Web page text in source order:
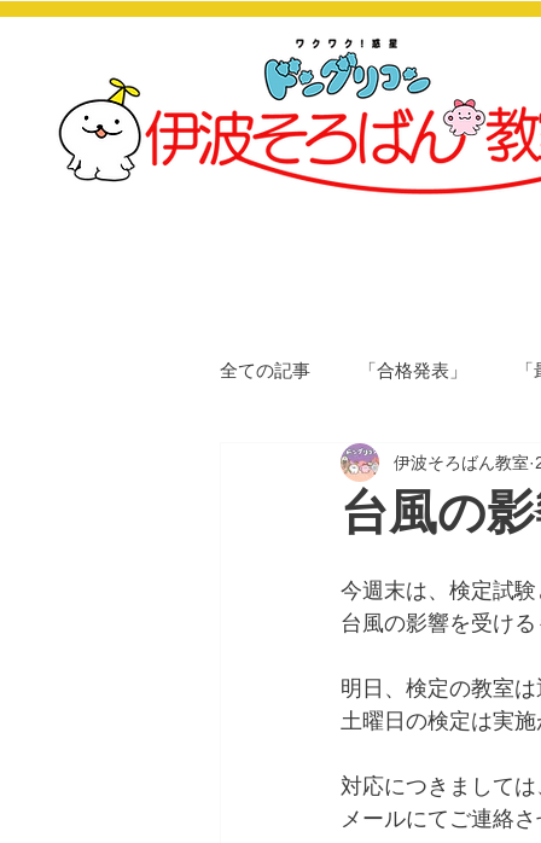
全ての記事 「合格発表」
台風の
伊波そろばん教室
今週末は、検定試
台風の影響を受け
明日、検定の教室
土曜日の検定は実
対応につきましては
メールにてご連絡